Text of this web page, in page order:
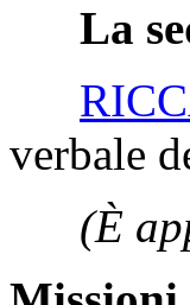
La
verbale
(È